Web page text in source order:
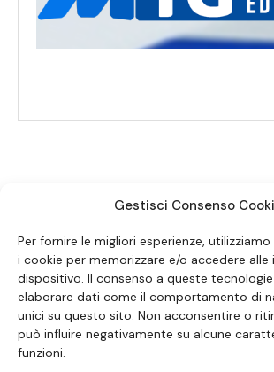
Gestisci Consenso
Per fornire le migliori esperienze,
i cookie per memorizzare e/o accedere alle
dispositivo. Il consenso a queste
elaborare dati come il comportamento di
unici su questo sito. Non acconsentire o
può influire negativamente su alcune
funzioni.
SEGUICI SUI SOCIAL